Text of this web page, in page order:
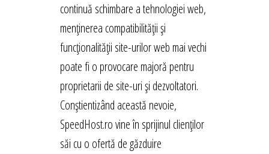
continuă schimbare a tehnologiei web,
menținerea compatibilității și
funcționalității site-urilor web mai vechi
poate fi o provocare majoră pentru
proprietarii de site-uri și dezvoltatori.
Conștientizând această nevoie,
SpeedHost.ro vine în sprijinul clienților
săi cu o ofertă de găzduire